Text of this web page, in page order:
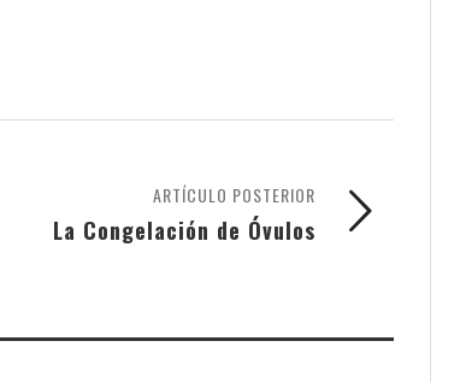
ARTÍCULO POSTERIOR
La Congelación de Óvulos